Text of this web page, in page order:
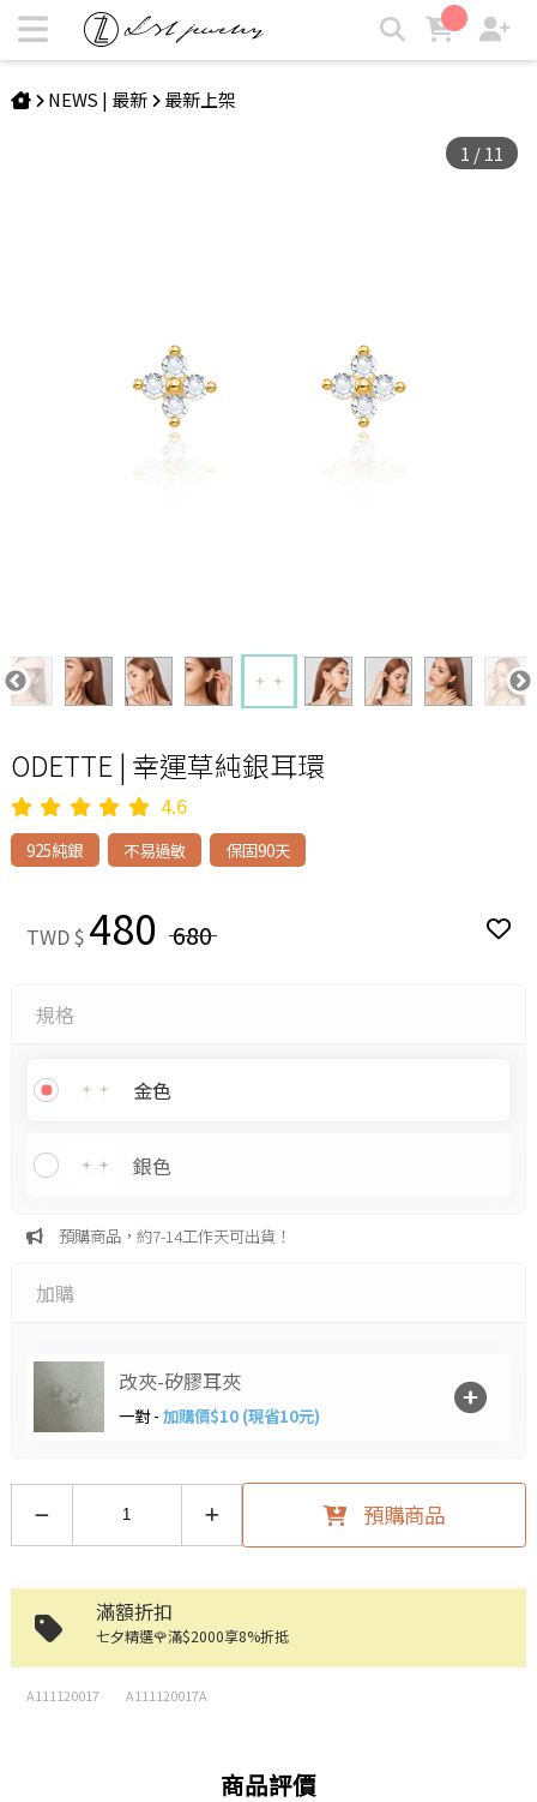
ODETTE | 幸運草純銀耳環 | LZL Jewelry 輕珠寶飾品
NEWS | 最新 最新上架
1 /11
ODETTE | 幸運草純銀耳環
4.6
925純銀 不易過敏 保固90天
TWD $ 480 680
規格
金色
銀色
預購商品，約7-14工作天可出貨！
加購
改夾-矽膠耳夾
一對 - 加購價$10 (現省10元)
預購商品
滿額折扣
七夕精選🌹滿$2000享8%折抵
A111120017 A111120017A
商品評價